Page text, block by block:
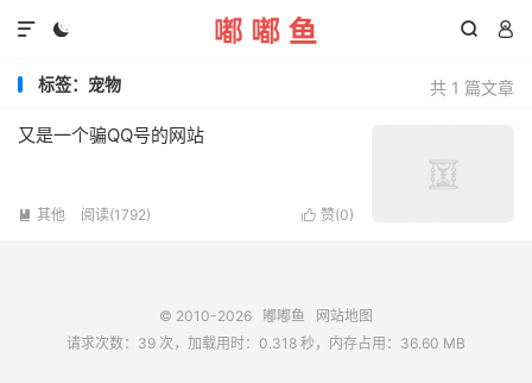
  

共 1 篇文章
标签：宠物
又是一个骗QQ号的网站
 赞(0)
 其他 阅读(1792)
© 2010-2026 嘟嘟鱼
网站地图
请求次数：39 次，加载用时：0.318 秒，内存占用：36.60 MB